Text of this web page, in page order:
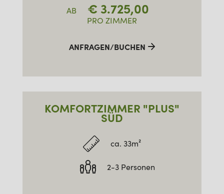
AB € 3.725,00
PRO ZIMMER
ANFRAGEN/BUCHEN
KOMFORTZIMMER "PLUS"
SÜD
ca. 33m²
2-3 Personen